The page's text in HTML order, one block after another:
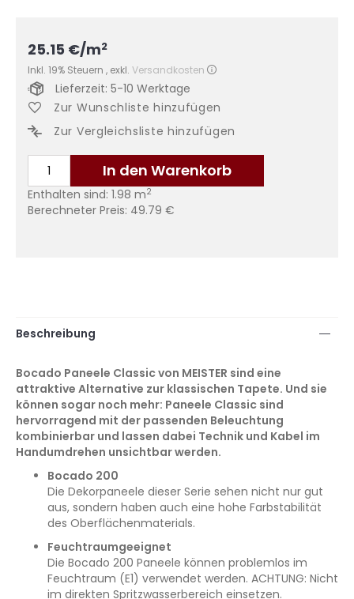
25.15 €/m2
Inkl. 19% Steuern , exkl. Versandkosten
In den Warenkorb
Enthalten sind: 1.98 m2
Berechneter Preis: 49.79 €
Lieferzeit: 5-10 Werktage
Zur Wunschliste hinzufügen
Zur Vergleichsliste hinzufügen
Beschreibung
Bocado Paneele Classic von MEISTER sind eine
attraktive Alternative zur klassischen Tapete. Und sie
können sogar noch mehr: Paneele Classic sind
hervorragend mit der passenden Beleuchtung
kombinierbar und lassen dabei Technik und Kabel im
Handumdrehen unsichtbar werden.
Bocado 200
Die Dekorpaneele dieser Serie sehen nicht nur gut
aus, sondern haben auch eine hohe Farbstabilität
des Oberflächenmaterials.
Feuchtraumgeeignet
Die Bocado 200 Paneele können problemlos im
Feuchtraum (E1) verwendet werden. ACHTUNG: Nicht
im direkten Spritzwasserbereich einsetzen.